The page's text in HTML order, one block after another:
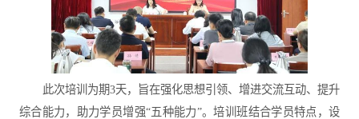
此次培训为期3天，旨在强化思想引领、增进交流互动、提升
综合能力，助力学员增强“五种能力”。培训班结合学员特点，设